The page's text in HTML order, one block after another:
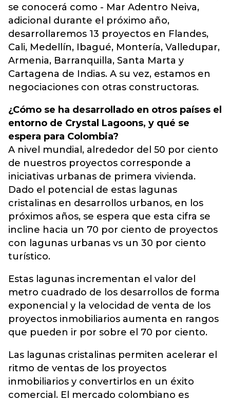
se conocerá como - Mar Adentro Neiva,
adicional durante el próximo año,
desarrollaremos 13 proyectos en Flandes,
Cali, Medellín, Ibagué, Montería, Valledupar,
Armenia, Barranquilla, Santa Marta y
Cartagena de Indias. A su vez, estamos en
negociaciones con otras constructoras.
¿Cómo se ha desarrollado en otros países el
entorno de Crystal Lagoons, y qué se
espera para Colombia?
A nivel mundial, alrededor del 50 por ciento
de nuestros proyectos corresponde a
iniciativas urbanas de primera vivienda.
Dado el potencial de estas lagunas
cristalinas en desarrollos urbanos, en los
próximos años, se espera que esta cifra se
incline hacia un 70 por ciento de proyectos
con lagunas urbanas vs un 30 por ciento
turístico.
Estas lagunas incrementan el valor del
metro cuadrado de los desarrollos de forma
exponencial y la velocidad de venta de los
proyectos inmobiliarios aumenta en rangos
que pueden ir por sobre el 70 por ciento.
Las lagunas cristalinas permiten acelerar el
ritmo de ventas de los proyectos
inmobiliarios y convertirlos en un éxito
comercial. El mercado colombiano es